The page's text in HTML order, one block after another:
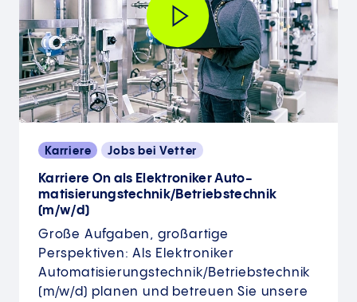
Karriere Jobs bei Vetter
Karriere On als Elektroniker Auto­
matisierungs­technik/Betriebs­technik
(m/w/d)
Große Aufgaben, großartige
Perspektiven: Als Elektroniker
Automatisierungs­technik/Betriebstechnik
(m/w/d) planen und betreuen Sie unsere